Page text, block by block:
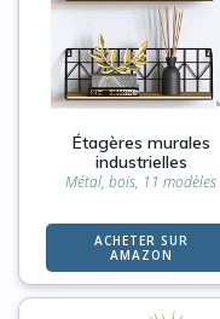
Étagères murales
industrielles
Métal, bois, 11 modèles
ACHETER SUR
AMAZON